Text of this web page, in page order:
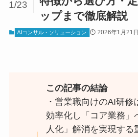
ップまで徹底解説
1/23
AIコンサル・ソリューション 2026年1月21日
この記事の結論
・営業職向けのAI研修
効率化し「コア業務」
人化」解消を実現する